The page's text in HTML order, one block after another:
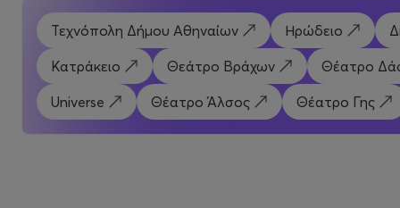
Τεχνόπολη Δήμου Αθηναίων Ηρώδειο
Κατράκειο
Θεάτρο Βράχων
Θέατρο
Universe
Θέατρο Άλσος Θέατρο Γης